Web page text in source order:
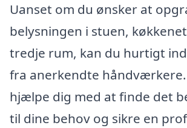
Uanset om du ønsker at
belysningen i stuen,
tredje rum, kan du hurtigt
fra anerkendte håndværkere.
hjælpe dig med at finde det
til dine behov og sikre en